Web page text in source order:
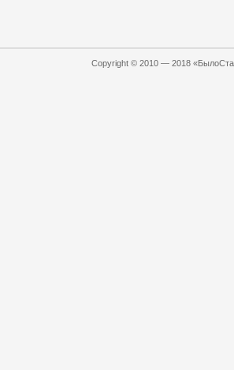
Copyright © 2010 — 2018